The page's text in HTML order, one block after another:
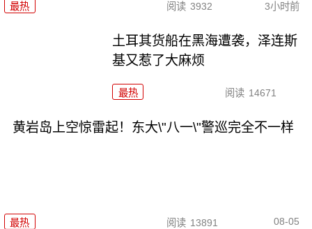
最热 阅读 3932 3小时前
土耳其货船在黑海遭袭，泽连斯
基又惹了大麻烦
最热 阅读 14671
黄岩岛上空惊雷起！东大\"八一\"警巡完全不一样
最热 阅读 13891 08-05